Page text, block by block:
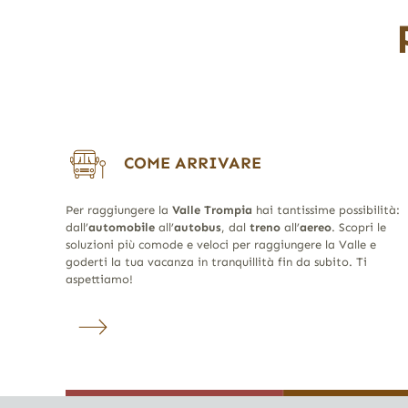
COME ARRIVARE
Per raggiungere la Valle Trompia hai tantissime possibilità:
dall’automobileall’autobus, dal trenoall’aereo. Scopri le
soluzioni più comode e veloci per raggiungere la Valle e
goderti la tua vacanza in tranquillità fin da subito. Ti
aspettiamo!